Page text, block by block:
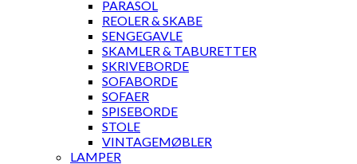
PARASOL
REOLER & SKABE
SENGEGAVLE
SKAMLER & TABURETTER
SKRIVEBORDE
SOFABORDE
SOFAER
SPISEBORDE
STOLE
VINTAGEMØBLER
LAMPER